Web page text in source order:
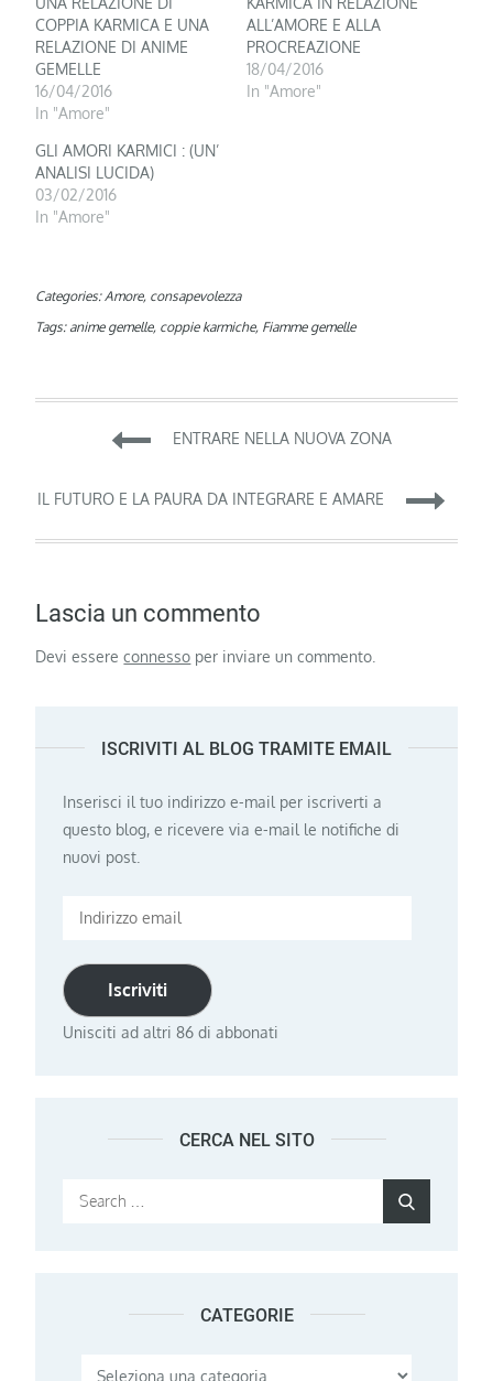
COPPIA KARMICA E UNA
RELAZIONE DI ANIME
GEMELLE
16/04/2016
In "Amore"
ALL’AMORE E ALLA
PROCREAZIONE
18/04/2016
In "Amore"
GLI AMORI KARMICI : (UN’
ANALISI LUCIDA)
03/02/2016
In "Amore"
Categories: Amore, consapevolezza
Tags: anime gemelle, coppie karmiche, Fiamme gemelle
Navigazione
articoli
ENTRARE NELLA NUOVA ZONA
IL FUTURO E LA PAURA DA INTEGRARE E AMARE
Lascia un commento
Devi essereconnesso per inviare un commento.
ISCRIVITI AL BLOG TRAMITE EMAIL
Inserisci il tuo indirizzo e-mail per iscriverti a
questo blog, e ricevere via e-mail le notifiche di
nuovi post.
Indirizzo
Iscriviti
Unisciti ad altri 86 di abbonati
CERCA NEL SITO
Search
CATEGORIE
Categorie